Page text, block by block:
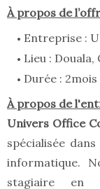
À propos de
Entreprise :
Lieu : Douala,
Durée : 2mois
À propos de
Univers Office
spécialisée
informatique.
stagiaire en